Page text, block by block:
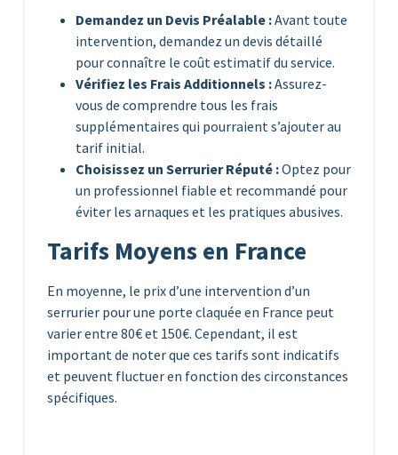
Demandez un Devis Préalable :Avant toute
intervention, demandez un devis détaillé
pour connaître le coût estimatif du service.
Vérifiez les Frais Additionnels :Assurez-
vous de comprendre tous les frais
supplémentaires qui pourraient s’ajouter au
tarif initial.
Choisissez un Serrurier Réputé :Optez pour
un professionnel fiable et recommandé pour
éviter les arnaques et les pratiques abusives.
Tarifs Moyens en France
En moyenne, le prix d’une intervention d’un
serrurier pour une porte claquée en France peut
varier entre 80€ et 150€. Cependant, il est
important de noter que ces tarifs sont indicatifs
et peuvent fluctuer en fonction des circonstances
spécifiques.